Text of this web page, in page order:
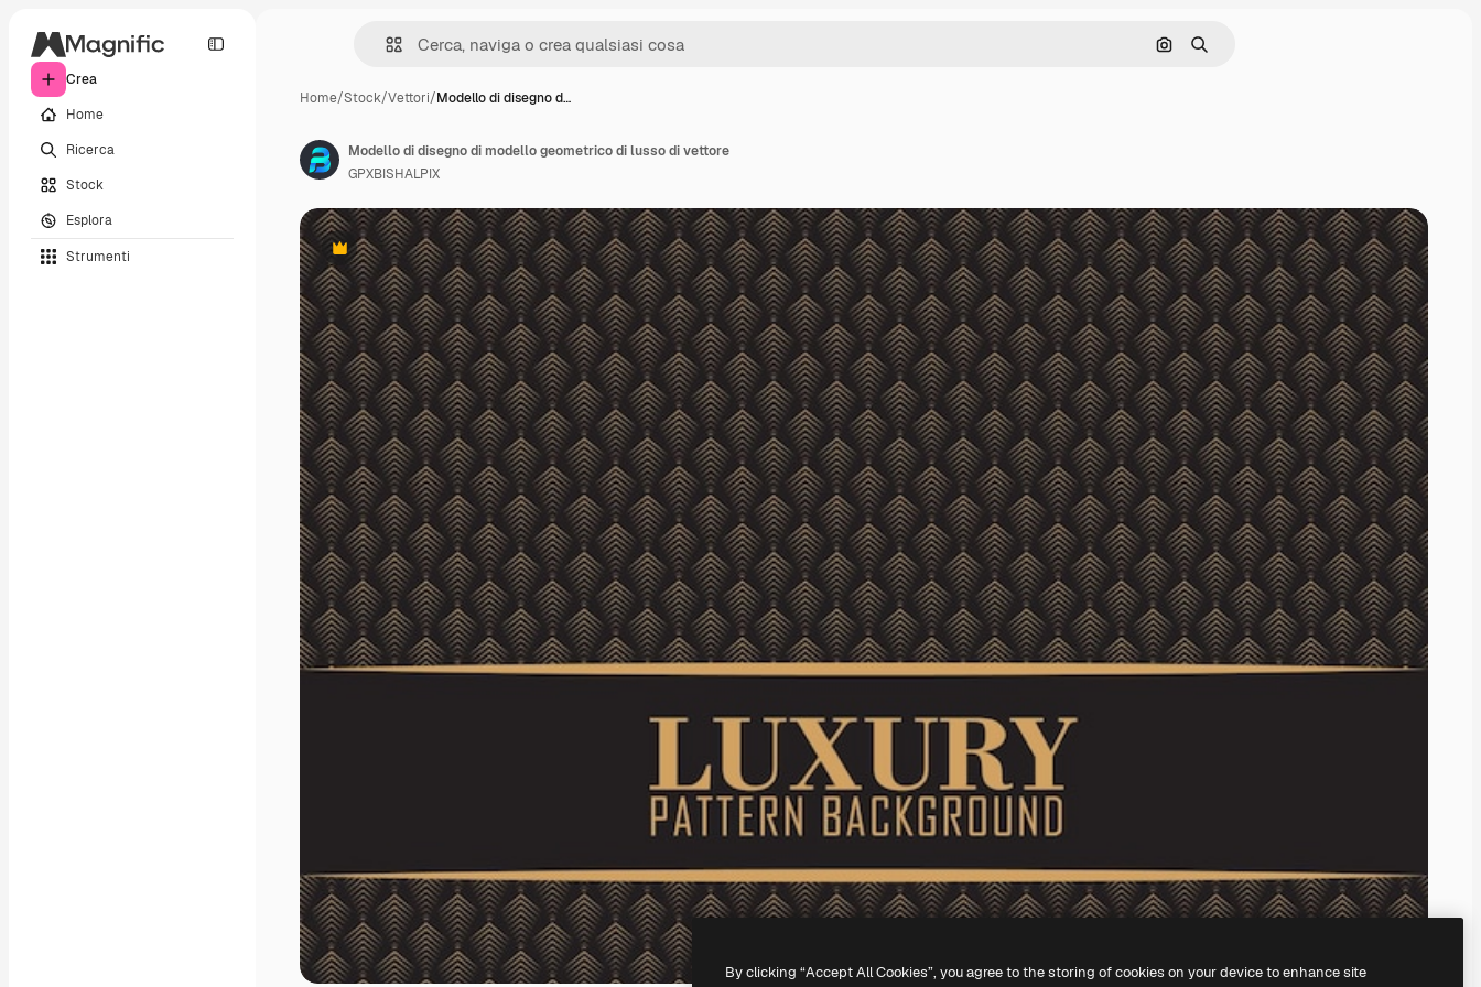
Crea
Home
Ricerca
Stock
Esplora
Strumenti
Cerca per immagine
Ricerca
Home/Stock/Vettori/Modello di disegno d…
Premium
Modello di disegno di modello geometrico di lusso di vettore
GPXBISHALPIX
By clicking “Accept All Cookies”, you agree to the storing of cookies on your device to enhance site